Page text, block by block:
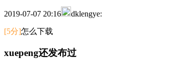
2019-07-07 20:16 dklengye:
[5分]怎么下载
xuepeng还发布过